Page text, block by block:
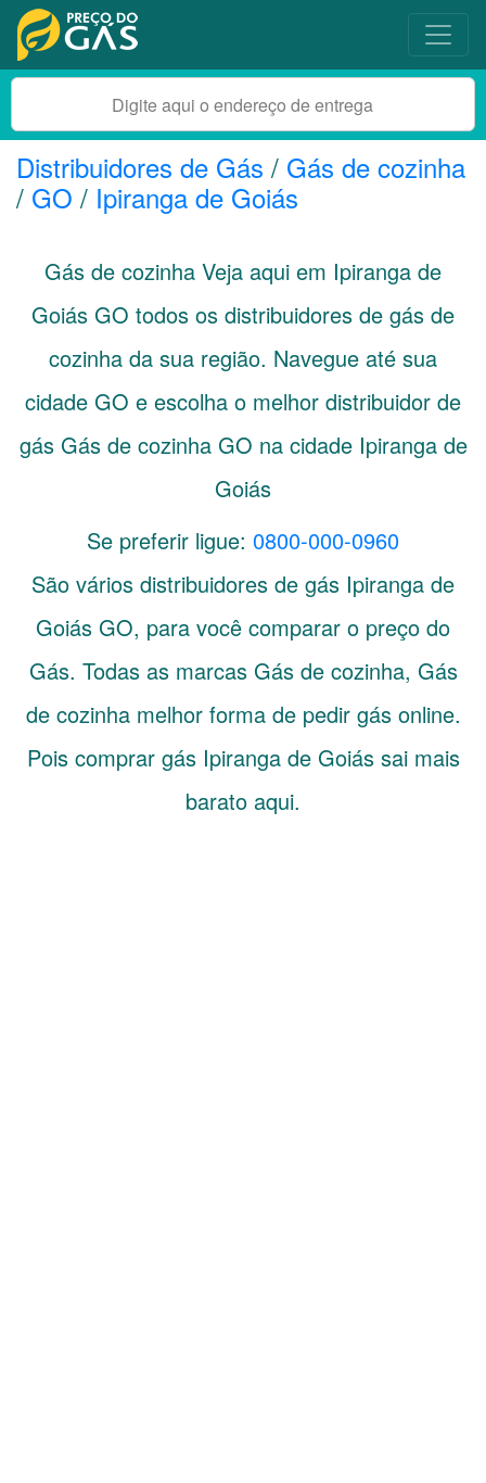
Distribuidores de Gás / Gás de cozinha
/ GO / Ipiranga de Goiás
Gás de cozinha Veja aqui em Ipiranga de
Goiás GO todos os distribuidores de gás de
cozinha da sua região. Navegue até sua
cidade GO e escolha o melhor distribuidor de
gás Gás de cozinha GO na cidade Ipiranga de
Goiás
Se preferir ligue: 0800-000-0960
São vários distribuidores de gás Ipiranga de
Goiás GO, para você comparar o preço do
Gás. Todas as marcas Gás de cozinha, Gás
de cozinha melhor forma de pedir gás online.
Pois comprar gás Ipiranga de Goiás sai mais
barato aqui.